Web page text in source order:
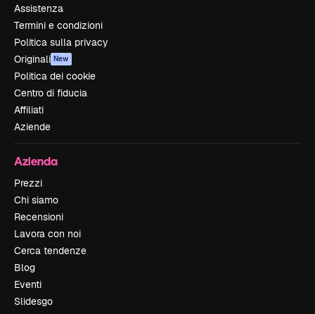
Assistenza
Termini e condizioni
Politica sulla privacy
Originali New
Politica dei cookie
Centro di fiducia
Affiliati
Aziende
Azienda
Prezzi
Chi siamo
Recensioni
Lavora con noi
Cerca tendenze
Blog
Eventi
Slidesgo